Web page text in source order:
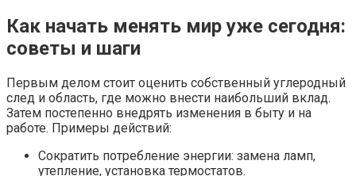
Как начать менять мир уже сегодня:
советы и шаги
Первым делом стоит оценить собственный углеродный
след и область, где можно внести наибольший вклад.
Затем постепенно внедрять изменения в быту и на
работе. Примеры действий:
Сократить потребление энергии: замена ламп,
утепление, установка термостатов.